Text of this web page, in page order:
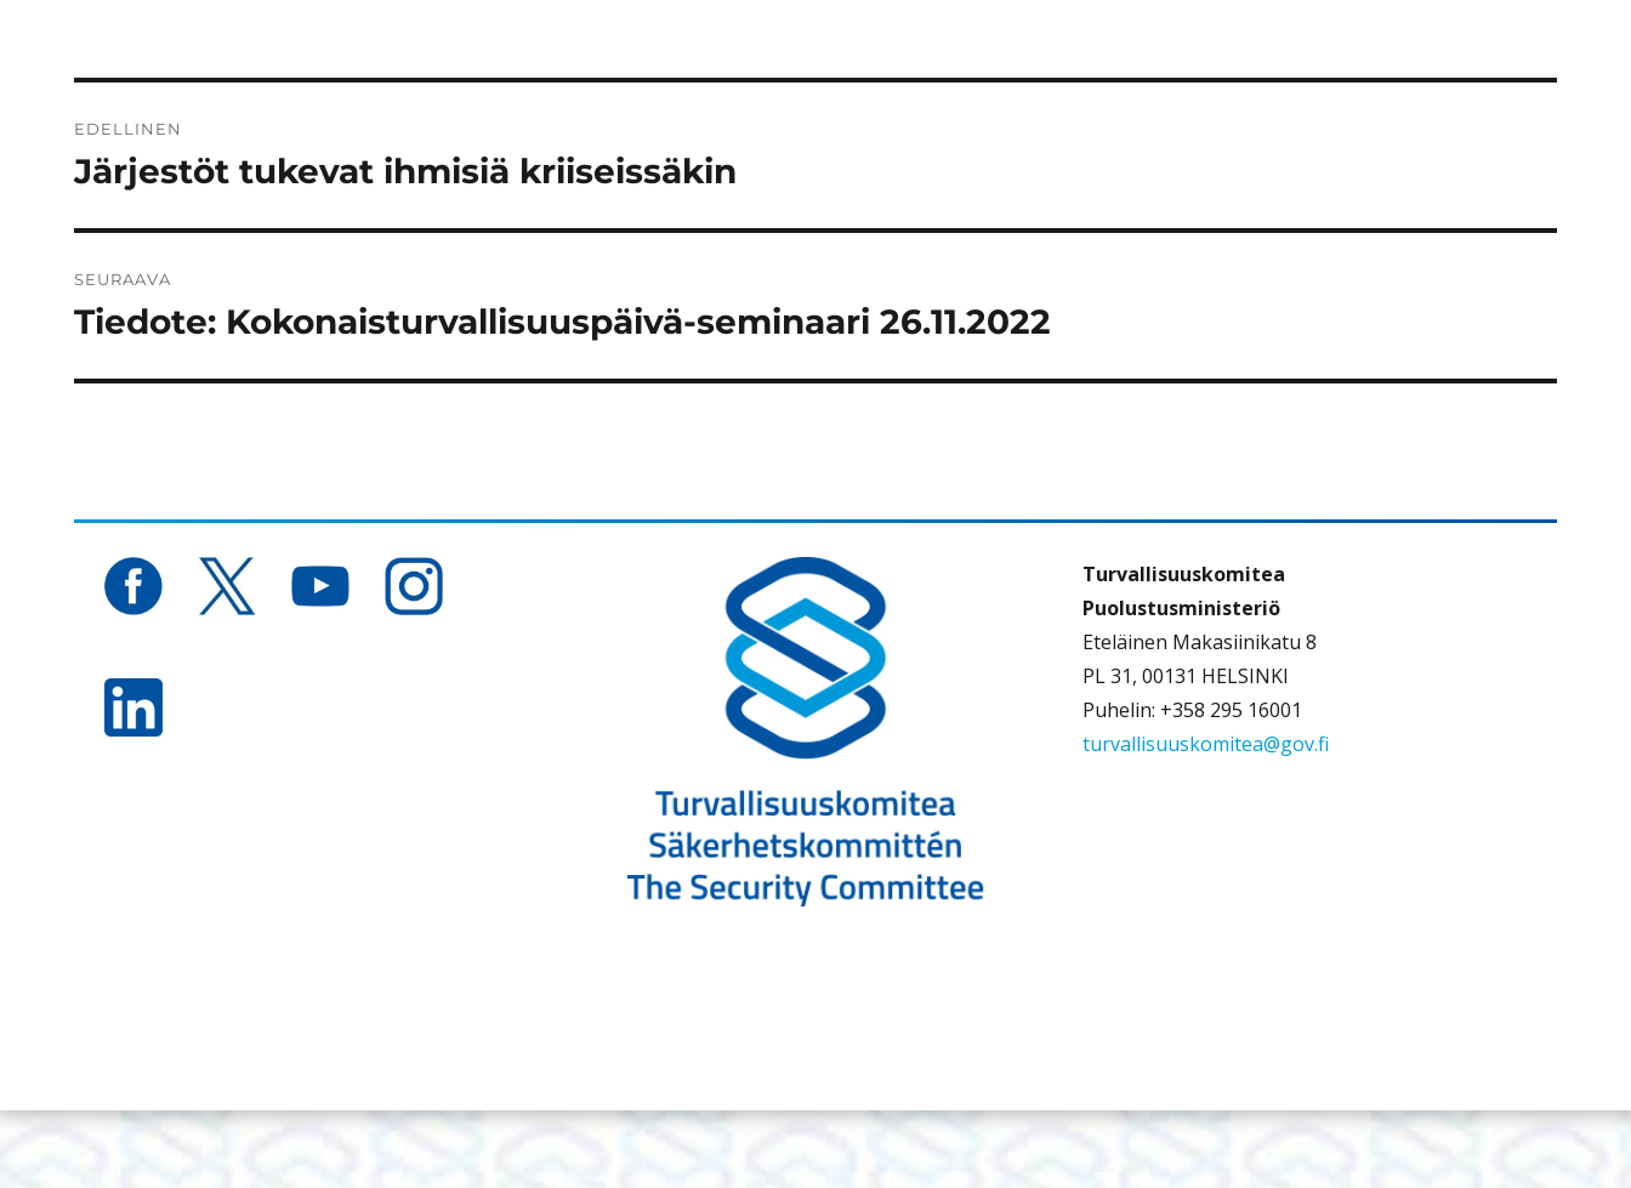
selaus
EDELLINEN
Edellinen
Järjestöt tukevat ihmisiä kriiseissäkin
SEURAAVA
Seuraava
Tiedote: Kokonaisturvallisuuspäivä-seminaari 26.11.2022
Turvallisuuskomitea
Puolustusministeriö
Eteläinen Makasiinikatu 8
PL 31, 00131 HELSINKI
Puhelin: +358 295 16001
turvallisuuskomitea@gov.fi